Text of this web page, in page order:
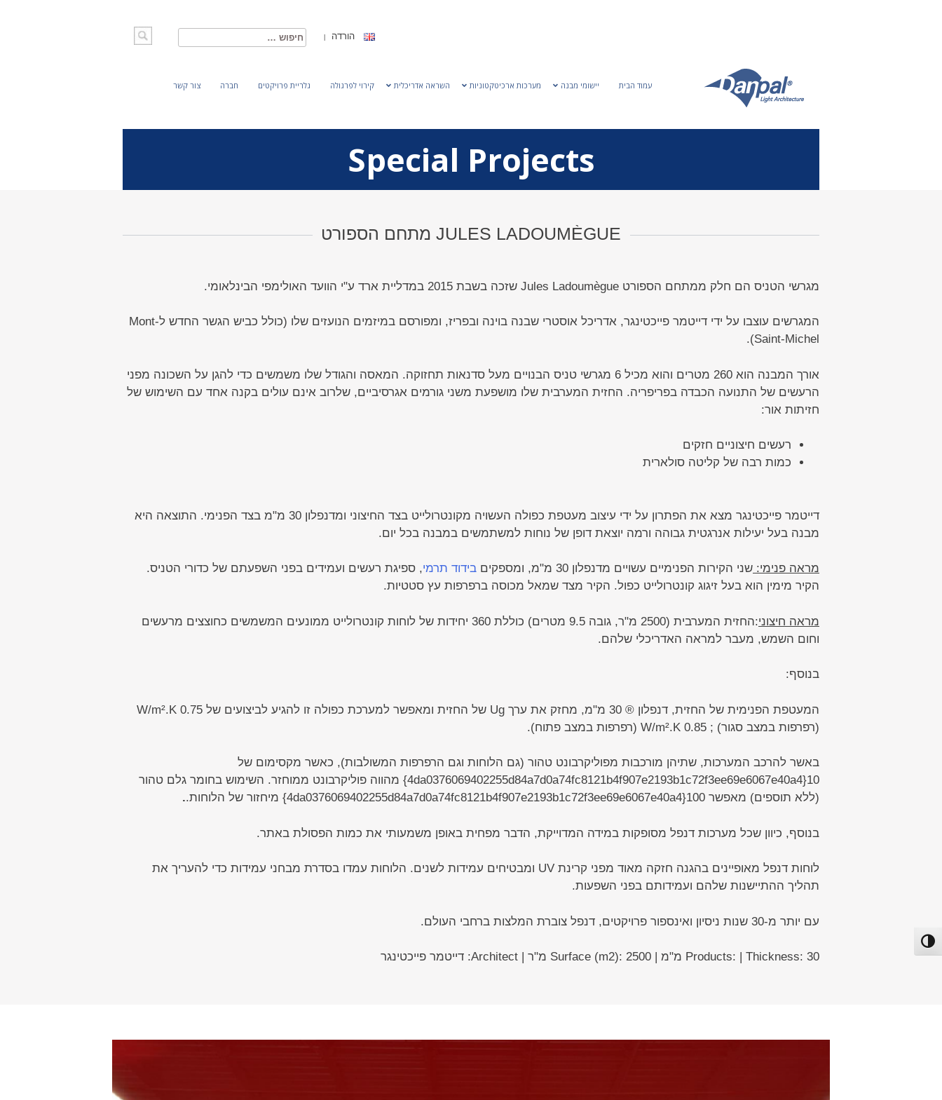
הפעל/כבה ניגודיות גבוהה
חיפוש: הורדה
עמוד הבית יישומי מבנה מערכות ארכיטקטוניות השראה אדריכלית קירוי לפרגולה גלריית פרויקטים חברה צור קשר
Special Projects
מתחם הספורט JULES LADOUMÈGUE
מגרשי הטניס הם חלק ממתחם הספורט Jules Ladoumègue שזכה בשבת 2015 במדליית ארד ע"י הוועד האולימפי הבינלאומי.
המגרשים עוצבו על ידי דייטמר פייכטינגר, אדריכל אוסטרי שבנה בוינה ובפריז, ומפורסם במיזמים הנועזים שלו (כולל כביש הגשר החדש ל-Mont
Saint-Michel).
אורך המבנה הוא 260 מטרים והוא מכיל 6 מגרשי טניס הבנויים מעל סדנאות תחזוקה. המאסה והגודל שלו משמשים כדי להגן על השכונה מפני
הרעשים של התנועה הכבדה בפריפריה. החזית המערבית שלו מושפעת משני גורמים אגרסיביים, שלרוב אינם עולים בקנה אחד עם השימוש של
חזיתות אור:
רעשים חיצוניים חזקים
כמות רבה של קליטה סולארית
דייטמר פייכטינגר מצא את הפתרון על ידי עיצוב מעטפת כפולה העשויה מקונטרולייט בצד החיצוני ומדנפלון 30 מ"מ בצד הפנימי. התוצאה היא
מבנה בעל יעילות אנרגטית גבוהה ורמה יוצאת דופן של נוחות למשתמשים במבנה בכל יום.
מראה פנימי: שני הקירות הפנימיים עשויים מדנפלון 30 מ"מ, ומספקים בידוד תרמי, ספיגת רעשים ועמידים בפני השפעתם של כדורי הטניס.
הקיר מימין הוא בעל זיגוג קונטרולייט כפול. הקיר מצד שמאל מכוסה ברפרפות עץ סטטיות.
מראה חיצוני
:החזית המערבית (2500 מ"ר, גובה 9.5 מטרים) כוללת 360 יחידות של לוחות קונטרולייט ממונעים המשמשים כחוצצים מרעשים
וחום השמש, מעבר למראה האדריכלי שלהם.
בנוסף:
המעטפת הפנימית של החזית, דנפלון ® 30 מ"מ, מחזק את ערך Ug של החזית ומאפשר למערכת כפולה זו להגיע לביצועים של W/m².K 0.75
(רפרפות במצב סגור) ; W/m².K 0.85 (רפרפות במצב פתוח).
באשר להרכב המערכות, שתיהן מורכבות מפוליקרבונט טהור (גם הלוחות וגם הרפרפות המשולבות), כאשר מקסימום של
10{4da0376069402255d84a7d0a74fc8121b4f907e2193b1c72f3ee69e6067e40a4} מהווה פוליקרבונט ממוחזר. השימוש בחומר גלם טהור
(ללא תוספים) מאפשר 100{4da0376069402255d84a7d0a74fc8121b4f907e2193b1c72f3ee69e6067e40a4} מיחזור של הלוחות.
.
בנוסף, כיוון שכל מערכות דנפל מסופקות במידה המדוייקת, הדבר מפחית באופן משמעותי את כמות הפסולת באתר.
לוחות דנפל מאופיינים בהגנה חזקה מאוד מפני קרינת UV ומבטיחים עמידות לשנים. הלוחות עמדו בסדרת מבחני עמידות כדי להעריך את
תהליך ההתיישנות שלהם ועמידותם בפני השפעות.
עם יותר מ-30 שנות ניסיון ואינספור פרויקטים, דנפל צוברת המלצות ברחבי העולם.
Products: | Thickness: 30 מ"מ | Surface (m2): 2500 מ"ר | Architect: דייטמר פייכטינגר